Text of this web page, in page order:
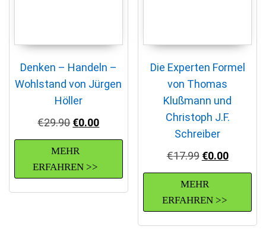
Denken – Handeln –
Wohlstand von Jürgen
Höller
€29.90 Ursprünglicher Preis war: €29.90
€0.00Aktueller Preis ist: €0.00.
MEHR
ERFAHREN >>
Die Experten Formel
von Thomas
Klußmann und
Christoph J.F.
Schreiber
€17.99 €0.00
MEHR
ERFAHREN >>